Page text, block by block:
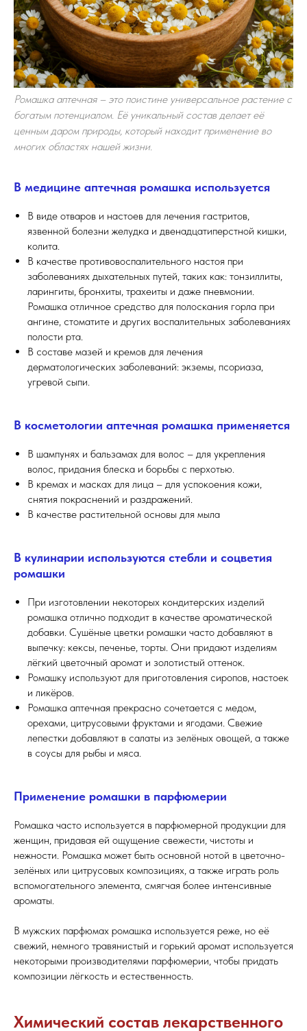
Ромашка аптечная – это поистине универсальное растение с
богатым потенциалом. Её уникальный состав делает её
ценным даром природы, который находит применение во
многих областях нашей жизни.
В медицине аптечная ромашка используется
В виде отваров и настоев для лечения гастритов,
язвенной болезни желудка и двенадцатиперстной кишки,
колита.
В качестве противовоспалительного настоя при
заболеваниях дыхательных путей, таких как: тонзиллиты,
ларингиты, бронхиты, трахеиты и даже пневмонии.
Ромашка отличное средство для полоскания горла при
ангине, стоматите и других воспалительных заболеваниях
полости рта.
В составе мазей и кремов для лечения
дерматологических заболеваний: экземы, псориаза,
угревой сыпи.
В косметологии аптечная ромашка применяется
В шампунях и бальзамах для волос – для укрепления
волос, придания блеска и борьбы с перхотью.
В кремах и масках для лица – для успокоения кожи,
снятия покраснений и раздражений.
В качестве растительной основы для мыла
В кулинарии используются стебли и соцветия
ромашки
При изготовлении некоторых кондитерских изделий
ромашка отлично подходит в качестве ароматической
добавки. Сушёные цветки ромашки часто добавляют в
выпечку: кексы, печенье, торты. Они придают изделиям
лёгкий цветочный аромат и золотистый оттенок.
Ромашку используют для приготовления сиропов, настоек
и ликёров.
Ромашка аптечная прекрасно сочетается с медом,
орехами, цитрусовыми фруктами и ягодами. Свежие
лепестки добавляют в салаты из зелёных овощей, а также
в соусы для рыбы и мяса.
Применение ромашки в парфюмерии
Ромашка часто используется в парфюмерной продукции для
женщин, придавая ей ощущение свежести, чистоты и
нежности. Ромашка может быть основной нотой в цветочно-
зелёных или цитрусовых композициях, а также играть роль
вспомогательного элемента, смягчая более интенсивные
ароматы.
В мужских парфюмах ромашка используется реже, но её
свежий, немного травянистый и горький аромат используется
некоторыми производителями парфюмерии, чтобы придать
композиции лёгкость и естественность.
Химический состав лекарственного